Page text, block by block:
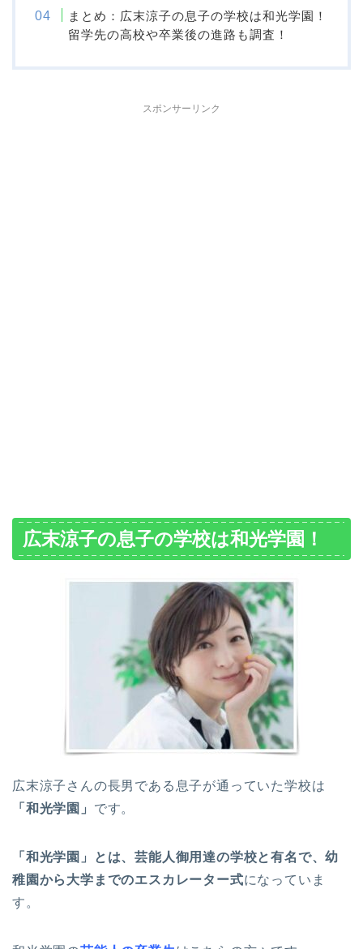
まとめ：広末涼子の息子の学校は和光学園！
留学先の高校や卒業後の進路も調査！
スポンサーリンク
広末涼子の息子の学校は和光学園！
広末涼子さんの長男である息子が通っていた学校は
「和光学園」 です。
「和光学園」とは、芸能人御用達の学校と有名で、幼
稚園から大学までのエスカレーター式になっていま
す。